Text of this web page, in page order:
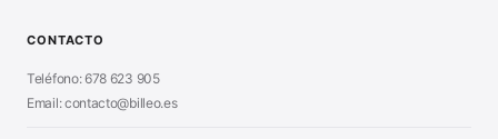
Generador Nóminas
■ Generador Presupuestos
Generador Facturas
■Alta Autónomo Paso a Paso
Declaración Renta 2026
■Certificado Digital
CONTACTO
Teléfono: 678 623 905
Email: contacto@billeo.es